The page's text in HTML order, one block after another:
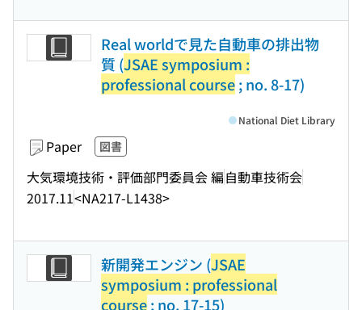
Real worldで見た自動車の排出物
質 (JSAE symposium :
professional course; no. 8-17)
Paper 図書
大気環境技術・評価部門委員会 編自動車技術会
2017.11<NA217-L1438>
National Diet Library
新開発エンジン (JSAE
symposium : professional
course; no. 17-15)